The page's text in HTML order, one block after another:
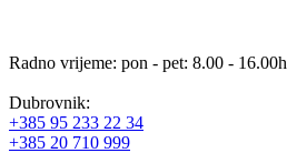
Radno vrijeme: pon - pet: 8.00 - 16.00h
Dubrovnik:
+385 95 233 22 34
+385 20 710 999